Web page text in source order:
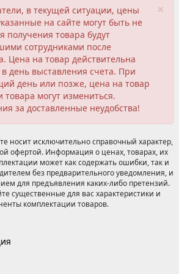
×
в текущей ситуации, цены
на сайте могут быть не
получения товара будут
сотрудниками после
Цена на товар действительна
день выставления счета. При
день или позже, цена на товар
товара могут измениться.
за доставленные неудобства!
носит исключительно справочный характер,
офертой. Информация о ценах, товарах, их
может как содержать ошибки, так и
без предварительного уведомления, и
для предъявления каких-либо претензий.
существенные для вас характеристики и
комплектации товаров.